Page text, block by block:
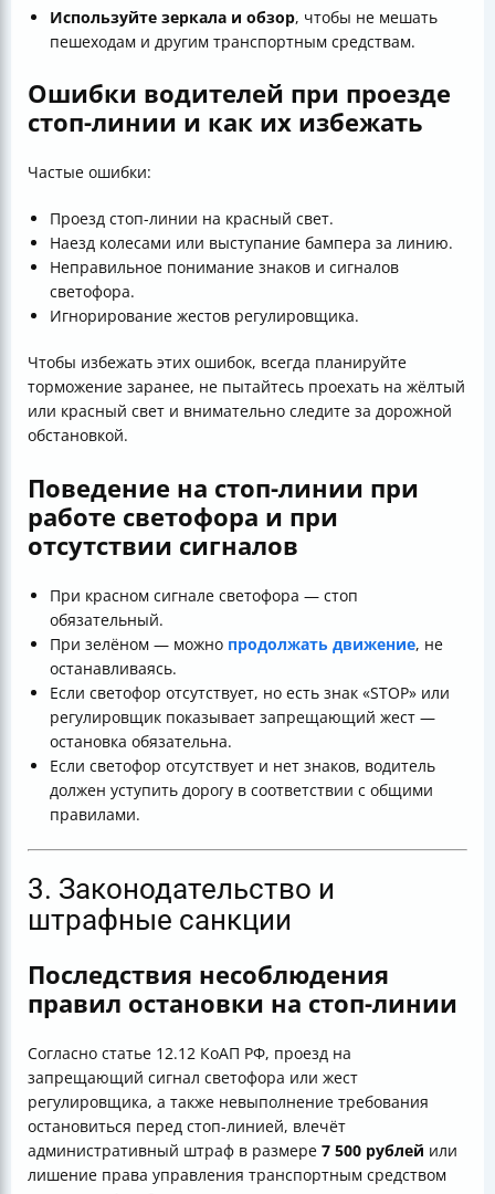
Используйте зеркала и обзор, чтобы не мешать
пешеходам и другим транспортным средствам.
Ошибки водителей при проезде
стоп-линии и как их избежать
Частые ошибки:
Проезд стоп-линии на красный свет.
Наезд колесами или выступание бампера за линию.
Неправильное понимание знаков и сигналов
светофора.
Игнорирование жестов регулировщика.
Чтобы избежать этих ошибок, всегда планируйте
торможение заранее, не пытайтесь проехать на жёлтый
или красный свет и внимательно следите за дорожной
обстановкой.
Поведение на стоп-линии при
работе светофора и при
отсутствии сигналов
При красном сигнале светофора — стоп
обязательный.
При зелёном — можно продолжать движение, не
останавливаясь.
Если светофор отсутствует, но есть знак «STOP» или
регулировщик показывает запрещающий жест —
остановка обязательна.
Если светофор отсутствует и нет знаков, водитель
должен уступить дорогу в соответствии с общими
правилами.
3. Законодательство и
штрафные санкции
Последствия несоблюдения
правил остановки на стоп-линии
Согласно статье 12.12 КоАП РФ, проезд на
запрещающий сигнал светофора или жест
регулировщика, а также невыполнение требования
остановиться перед стоп-линией, влечёт
административный штраф в размере 7 500 рублей или
лишение права управления транспортным средством